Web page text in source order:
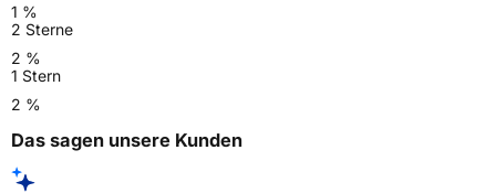
1 %
2 Sterne
2 %
1 Stern
2 %
Das sagen unsere Kunden